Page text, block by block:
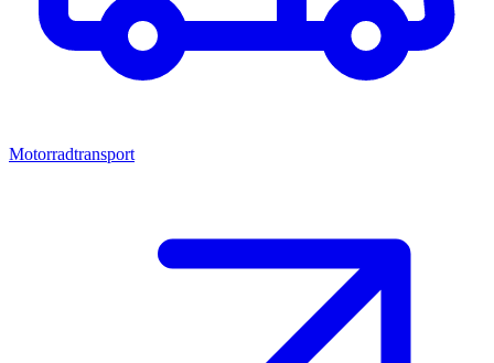
Motorradtransport